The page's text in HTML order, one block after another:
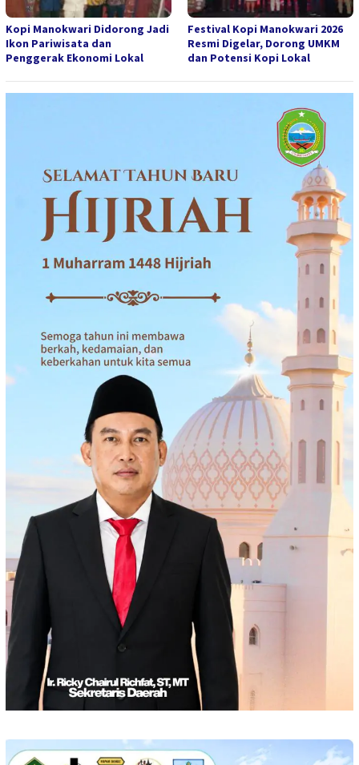
Kopi Manokwari Didorong Jadi
Ikon Pariwisata dan
Penggerak Ekonomi Lokal
Festival Kopi Manokwari 2026
Resmi Digelar, Dorong UMKM
dan Potensi Kopi Lokal